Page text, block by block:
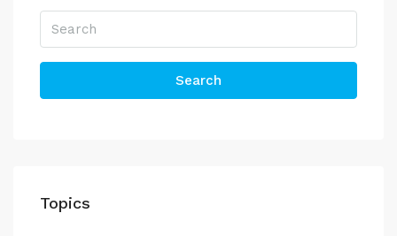
Search
Topics